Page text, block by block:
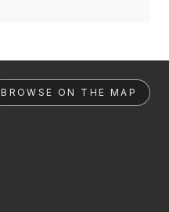
BROWSE ON THE MAP